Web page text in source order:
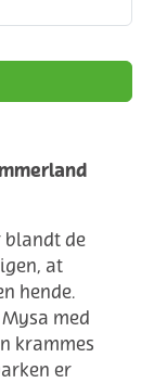
de
at
hende.
med
krammes
er